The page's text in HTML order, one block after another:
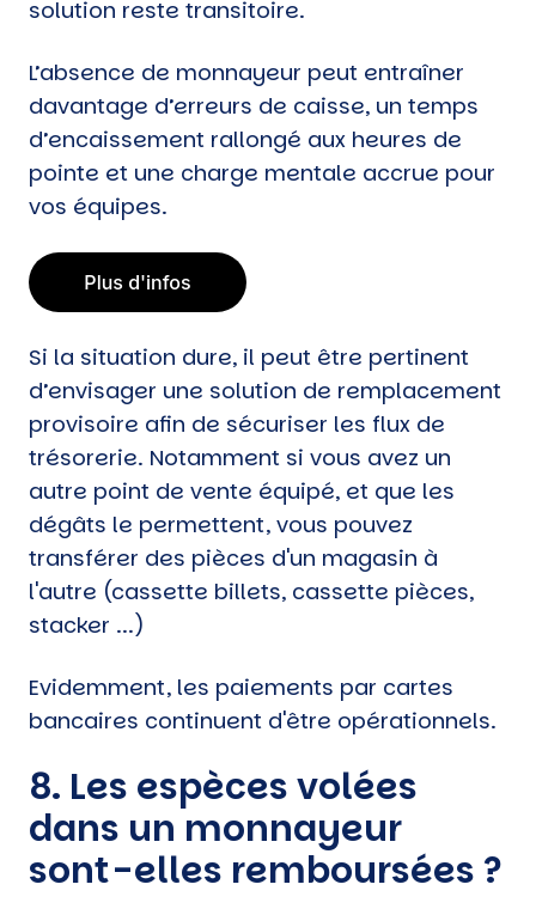
solution reste transitoire.
L’absence de monnayeur peut entraîner
davantage d’erreurs de caisse, un temps
d’encaissement rallongé aux heures de
pointe et une charge mentale accrue pour
vos équipes.
Si la situation dure, il peut être pertinent
d’envisager une solution de remplacement
provisoire afin de sécuriser les flux de
trésorerie. Notamment si vous avez un
autre point de vente équipé, et que les
dégâts le permettent, vous pouvez
transférer des pièces d'un magasin à
l'autre (cassette billets, cassette pièces,
stacker ...)
Evidemment, les paiements par cartes
bancaires continuent d'être opérationnels.
8. Les espèces volées
dans un monnayeur
sont-elles remboursées ?